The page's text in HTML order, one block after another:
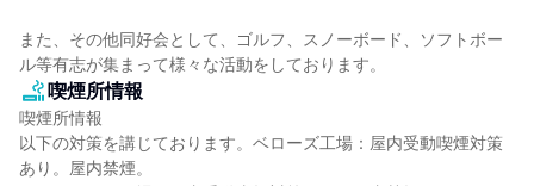
また、その他同好会として、ゴルフ、スノーボード、ソフトボー
ル等有志が集まって様々な活動をしております。
喫煙所情報
喫煙所情報
以下の対策を講じております。ベローズ工場：屋内受動喫煙対策
あり。屋内禁煙。